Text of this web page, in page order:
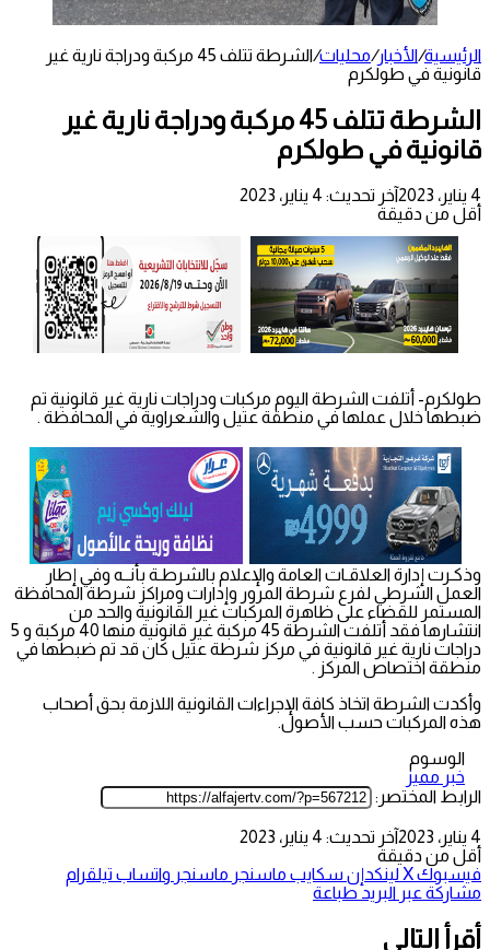
الرئيسية/الأخبار/محليات/
الشرطة تتلف 45 مركبة ودراجة نارية غير
قانونية في طولكرم
الشرطة تتلف 45 مركبة ودراجة نارية غير
قانونية في طولكرم
4 يناير، 2023
آخر تحديث: 4 يناير، 2023
أقل من دقيقة
طولكرم- أتلفت الشرطة اليوم مركبات ودراجات نارية غير قانونية تم
ضبطها خلال عملها في منطقة عتيل والشعراوية في المحافظة .
وذكـرت إدارة العلاقـات العامة والإعلام بالشرطـة بأنــه وفي إطار
العمل الشرطي لفرع شرطة المرور وإدارات ومراكز شرطة المحافظة
المستمر للقضاء على ظاهرة المركبات غير القانونية والحد من
انتشارها فقد أتلفت الشرطة 45 مركبة غير قانونية منها 40 مركبة و 5
دراجات نارية غير قانونية في مركز شرطة عتيل كان قد تم ضبطها في
منطقة اختصاص المركز .
وأكدت الشرطة اتخاذ كافة الإجراءات القانونية اللازمة بحق أصحاب
هذه المركبات حسب الأصول.
الوسوم
خبر مميز
الرابط المختصر:
4 يناير، 2023
آخر تحديث: 4 يناير، 2023
أقل من دقيقة
فيسبوك‫Xلينكدإن سكايب ماسنجر ماسنجر واتساب تيلقرام
مشاركة عبر البريد طباعة
أقرأ التالي